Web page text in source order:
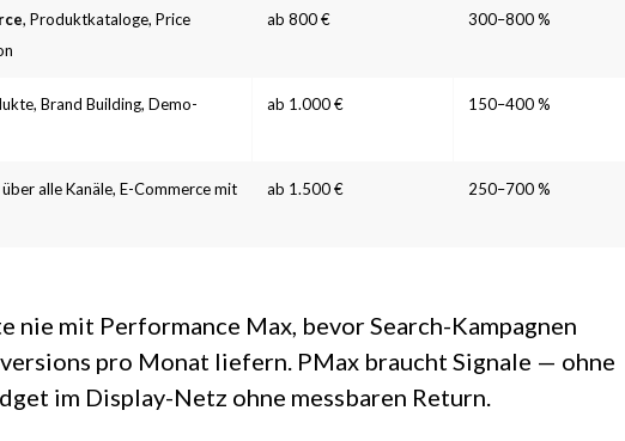
, Produktkataloge, Price
ab 800 € 300–800 %
Brand Building, Demo-
ab 1.000 € 150–400 %
alle Kanäle, E-Commerce mit
ab 1.500 € 250–700 %
nie mit Performance Max, bevor Search-Kampagnen
pro Monat liefern. PMax braucht Signale — ohne
im Display-Netz ohne messbaren Return.